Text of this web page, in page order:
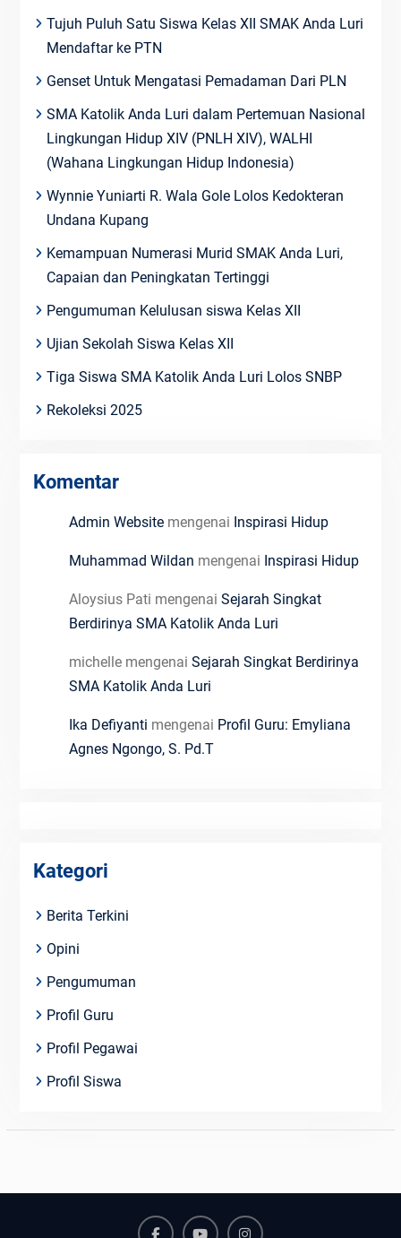
Tujuh Puluh Satu Siswa Kelas XII SMAK Anda Luri
Mendaftar ke PTN
Genset Untuk Mengatasi Pemadaman Dari PLN
SMA Katolik Anda Luri dalam Pertemuan Nasional
Lingkungan Hidup XIV (PNLH XIV), WALHI
(Wahana Lingkungan Hidup Indonesia)
Wynnie Yuniarti R. Wala Gole Lolos Kedokteran
Undana Kupang
Kemampuan Numerasi Murid SMAK Anda Luri,
Capaian dan Peningkatan Tertinggi
Pengumuman Kelulusan siswa Kelas XII
Ujian Sekolah Siswa Kelas XII
Tiga Siswa SMA Katolik Anda Luri Lolos SNBP
Rekoleksi 2025
Komentar
Admin Websitemengenai Inspirasi Hidup
Muhammad Wildan mengenai Inspirasi Hidup
Aloysius Pati mengenai Sejarah Singkat
Berdirinya SMA Katolik Anda Luri
michellemengenai Sejarah Singkat Berdirinya
SMA Katolik Anda Luri
Ika Defiyanti mengenai Profil Guru: Emyliana
Agnes Ngongo, S. Pd.T
Kategori
Berita Terkini
Opini
Pengumuman
Profil Guru
Profil Pegawai
Profil Siswa